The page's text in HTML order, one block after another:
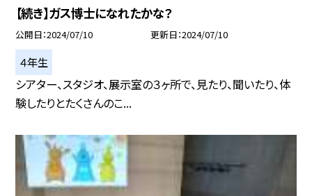
【続き】ガス博士になれたかな？
公開日 2024/07/10 更新日 2024/07/10
４年生
シアター、スタジオ、展示室の３ヶ所で、見たり、聞いたり、体
験したりとたくさんのこ...